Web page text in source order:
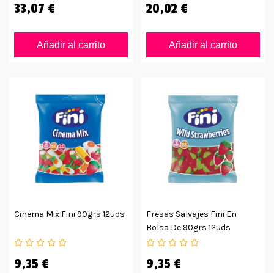
33,07 €
Añadir al carrito
20,02 €
Añadir al carrito
Cinema Mix Fini 90grs 12uds
9,35 €
Fresas Salvajes Fini En
Bolsa De 90grs 12uds
9,35 €